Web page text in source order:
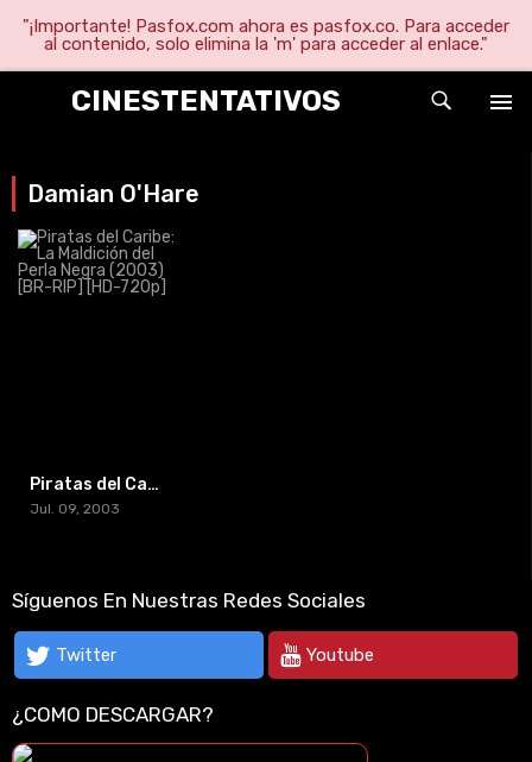
"¡Importante! Pasfox.com ahora es pasfox.co. Para acceder
al contenido, solo elimina la 'm' para acceder al enlace."
CINESTENTATIVOS
Damian O'Hare
Piratas del Caribe: La Maldición del Perla Negra (2003) [BR-RIP] [HD-720p]
Jul. 09, 2003
Síguenos En Nuestras Redes Sociales
Twitter Youtube
¿COMO DESCARGAR?